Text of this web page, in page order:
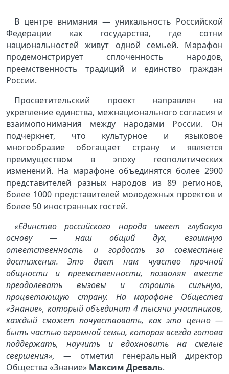
В центре внимания — уникальность Российской
Федерации как государства, где сотни
национальностей живут одной семьей. Марафон
продемонстрирует сплоченность народов,
преемственность традиций и единство граждан
России.
Просветительский проект направлен на
укрепление единства, межнационального согласия и
взаимопонимания между народами России. Он
подчеркнет, что культурное и языковое
многообразие обогащает страну и является
преимуществом в эпоху геополитических
изменений. На марафоне объединятся более 2900
представителей разных народов из 89 регионов,
более 1000 представителей молодежных проектов и
более 50 иностранных гостей.
«Единство российского народа имеет глубокую
основу — наш общий дух, взаимную
ответственность и гордость за совместные
достижения. Это дает нам чувство прочной
общности и преемственности, позволяя вместе
преодолевать вызовы и строить сильную,
процветающую страну. На марафоне Общества
«Знание», который объединит 4 тысячи участников,
каждый сможет почувствовать, как это ценно —
быть частью огромной семьи, которая всегда готова
поддержать, научить и вдохновить на смелые
свершения», — отметил генеральный директор
Общества «Знание» Максим Древаль.